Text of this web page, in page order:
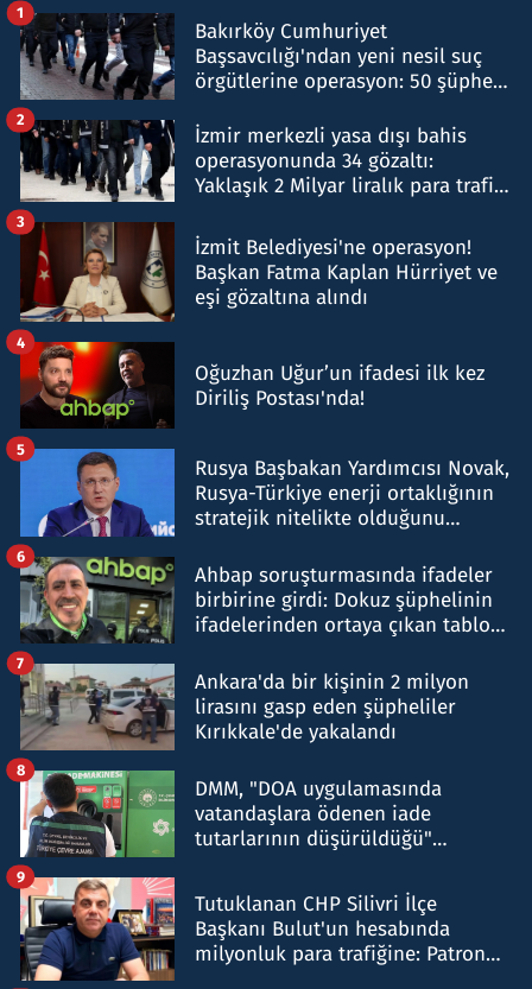
Bakırköy Cumhuriyet
Başsavcılığı'ndan yeni nesil suç
örgütlerine operasyon: 50 şüpheli
1
İzmir merkezli yasa dışı bahis
operasyonunda 34 gözaltı:
Yaklaşık 2 Milyar liralık para trafiği
2
İzmit Belediyesi'ne operasyon!
Başkan Fatma Kaplan Hürriyet ve
eşi gözaltına alındı
3
Oğuzhan Uğur’un ifadesi ilk kez
Diriliş Postası'nda!
4
Rusya Başbakan Yardımcısı Novak,
Rusya-Türkiye enerji ortaklığının
stratejik nitelikte olduğunu
5
Ahbap soruşturmasında ifadeler
birbirine girdi: Dokuz şüphelinin
ifadelerinden ortaya çıkan tablo
6
Ankara'da bir kişinin 2 milyon
lirasını gasp eden şüpheliler
Kırıkkale'de yakalandı
7
DMM, "DOA uygulamasında
vatandaşlara ödenen iade
tutarlarının düşürüldüğü"
8
Tutuklanan CHP Silivri İlçe
Başkanı Bulut'un hesabında
milyonluk para trafiğine: Patron
9